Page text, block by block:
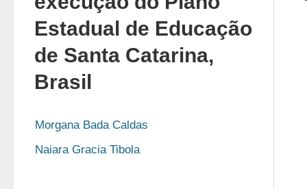
Estadual de Educação
de Santa Catarina,
Brasil
Morgana Bada Caldas
Naiara Gracia Tibola